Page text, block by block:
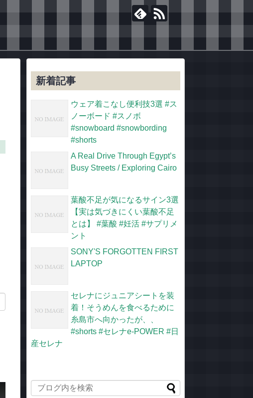
新着記事
ウェア着こなし便利技3選 #ス
ノーボード #スノボ
#snowboard #snowbording
#shorts
A Real Drive Through Egypt’s
Busy Streets / Exploring Cairo
葉酸不足が気になるサイン3選
【実は気づきにくい葉酸不足
とは】 #葉酸 #妊活 #サプリメ
ント
SONY'S FORGOTTEN FIRST
LAPTOP
セレナにジュニアシートを装
着！そうめんを食べるために
糸島市へ向かったが、、
#shorts #セレナe-POWER #日
産セレナ